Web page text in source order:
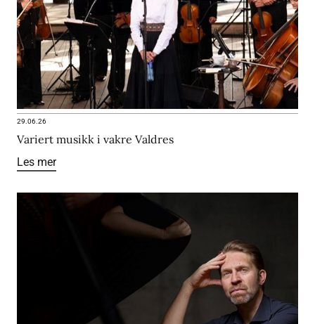
29.06.26
Variert musikk i vakre Valdres
Les mer